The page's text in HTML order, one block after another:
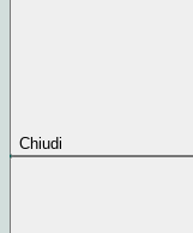
Chiudi